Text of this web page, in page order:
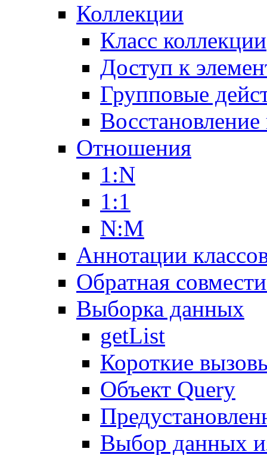
Коллекции
Класс коллекции
Доступ к
Групповые
Отношения
1:N
1:1
N:M
Аннотации
Обратная
Выборка данных
getList
Короткие
Объект Query
Выбор данных